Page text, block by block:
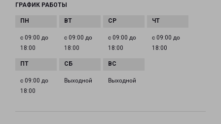
ГРАФИК РАБОТЫ
с 09:00 до
18:00
с 09:00 до
18:00
с 09:00 до
18:00
с 09:00 до
18:00
с 09:00 до
18:00
Выходной Выходной